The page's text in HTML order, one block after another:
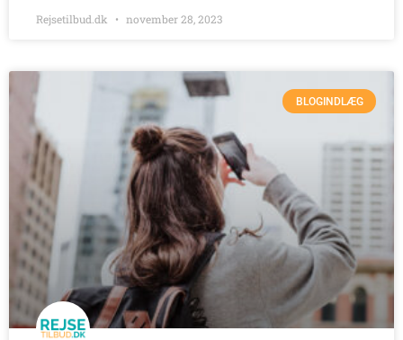
Rejsetilbud.dk november 28, 2023
BLOGINDLÆG